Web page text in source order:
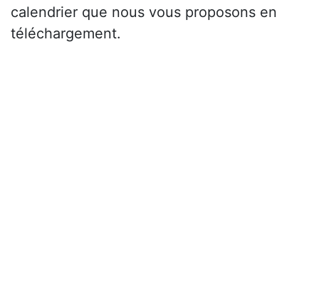
calendrier que nous vous proposons en
téléchargement.